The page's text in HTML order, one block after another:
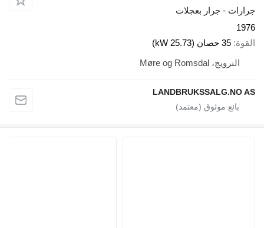
- جرار بعجلات
35 حصان (25.73 kW)
النرويج، Møre og Romsdal
LANDBRUKSSALG.NO